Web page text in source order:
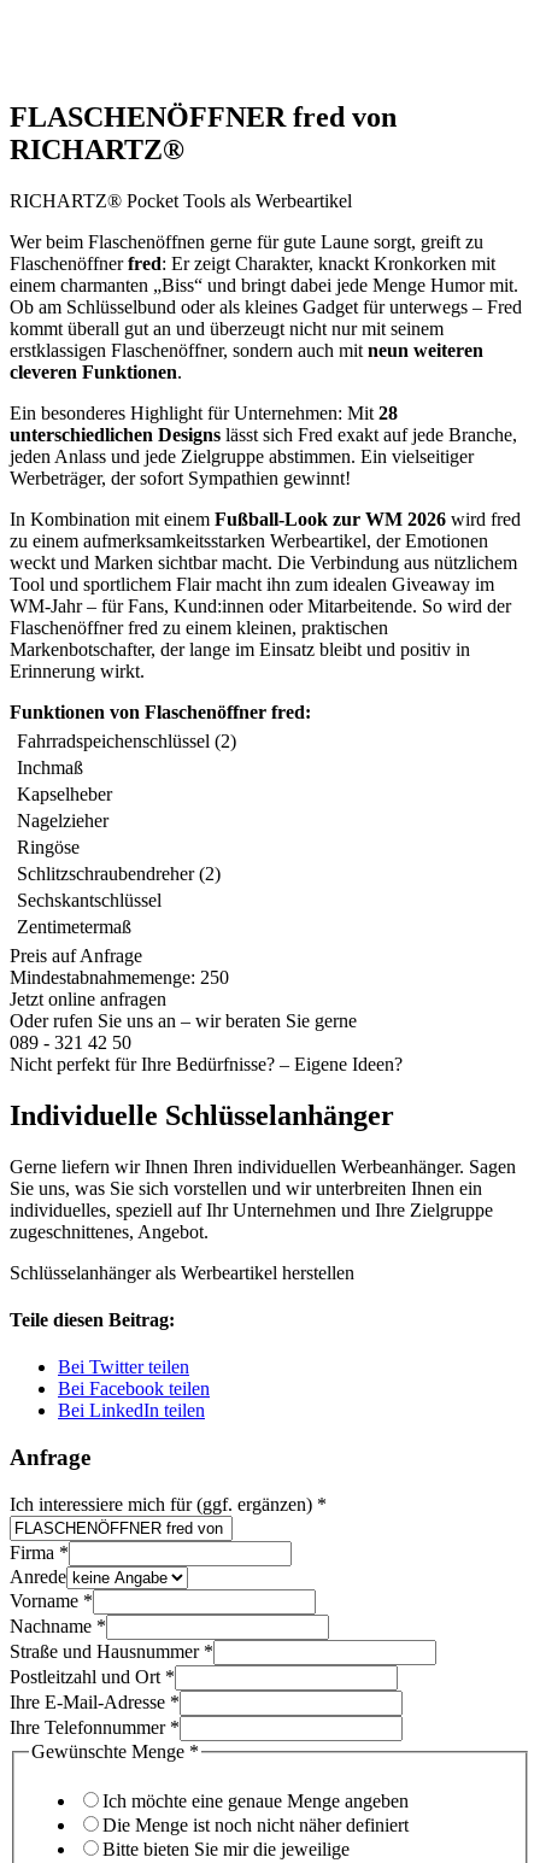
FLASCHENÖFFNER fred von
RICHARTZ®
RICHARTZ® Pocket Tools als Werbeartikel
Wer beim Flaschenöffnen gerne für gute Laune sorgt, greift zu
Flaschenöffnerfred: Er zeigt Charakter, knackt Kronkorken mit
einem charmanten „Biss“ und bringt dabei jede Menge Humor mit.
Ob am Schlüsselbund oder als kleines Gadget für unterwegs – Fred
kommt überall gut an und überzeugt nicht nur mit seinem
erstklassigen Flaschenöffner, sondern auch mit neun weiteren
cleveren Funktionen.
Ein besonderes Highlight für Unternehmen: Mit 28
unterschiedlichen Designs lässt sich Fred exakt auf jede Branche,
jeden Anlass und jede Zielgruppe abstimmen. Ein vielseitiger
Werbeträger, der sofort Sympathien gewinnt!
In Kombination mit einem Fußball-Look zur WM 2026 wird fred
zu einem aufmerksamkeitsstarken Werbeartikel, der Emotionen
weckt und Marken sichtbar macht. Die Verbindung aus nützlichem
Tool und sportlichem Flair macht ihn zum idealen Giveaway im
WM-Jahr – für Fans, Kund:innen oder Mitarbeitende. So wird der
Flaschenöffner fred zu einem kleinen, praktischen
Markenbotschafter, der lange im Einsatz bleibt und positiv in
Erinnerung wirkt.
Funktionen von Flaschenöffner fred:
Fahrradspeichenschlüssel (2)
Inchmaß
Kapselheber
Nagelzieher
Ringöse
Schlitzschraubendreher (2)
Sechskantschlüssel
Zentimetermaß
Preis auf Anfrage
Mindestabnahmemenge: 250
Jetzt online anfragen
Oder rufen Sie uns an – wir beraten Sie gerne
089 - 321 42 50
Nicht perfekt für Ihre Bedürfnisse? – Eigene Ideen?
Individuelle Schlüsselanhänger
Gerne liefern wir Ihnen Ihren individuellen Werbeanhänger. Sagen
Sie uns, was Sie sich vorstellen und wir unterbreiten Ihnen ein
individuelles, speziell auf Ihr Unternehmen und Ihre Zielgruppe
zugeschnittenes, Angebot.
Schlüsselanhänger als Werbeartikel herstellen
Teile diesen Beitrag:
Bei Twitter teilen
Bei Facebook teilen
Bei LinkedIn teilen
Anfrage
Ich interessiere mich für (ggf. ergänzen) *
Firma *
Anrede
Vorname *
Nachname *
Straße und Hausnummer *
Postleitzahl und Ort *
Ihre E-Mail-Adresse *
Ihre Telefonnummer *
Gewünschte Menge *
Ich möchte eine genaue Menge angeben
Die Menge ist noch nicht näher definiert
Bitte bieten Sie mir die jeweilige